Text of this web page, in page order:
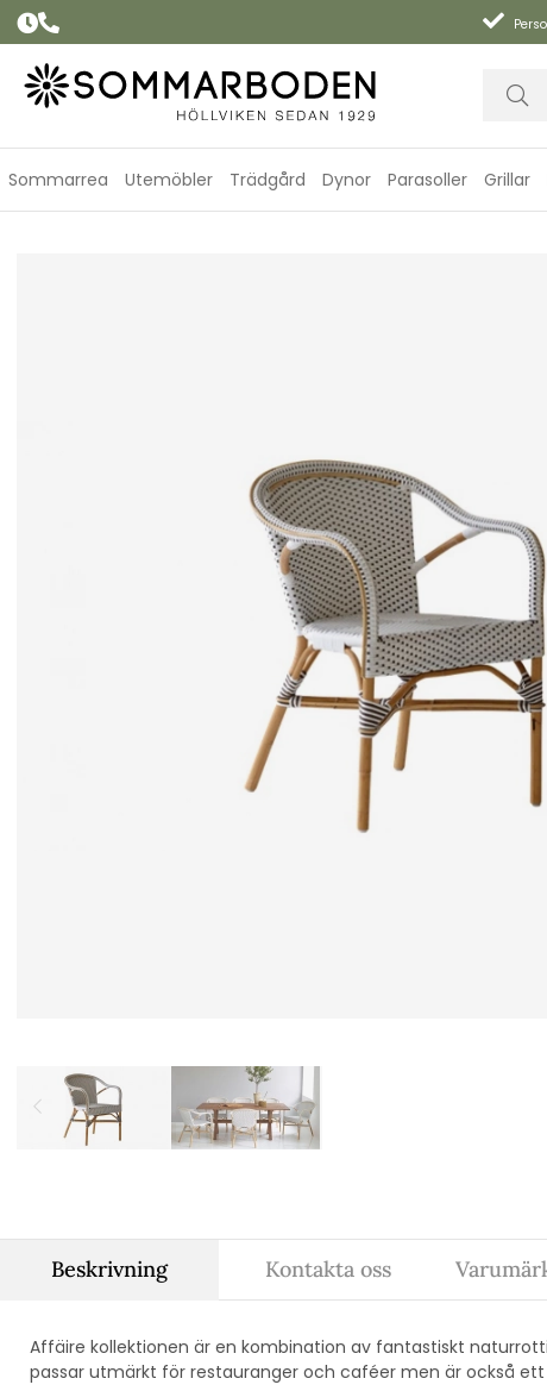
Sommarrea Utemöbler Trädgård Dynor Parasoller Grillar
Beskrivning
Affäire kollektionen är en kombination av fantastiskt
passar utmärkt för restauranger och caféer men är också
Kontakta oss